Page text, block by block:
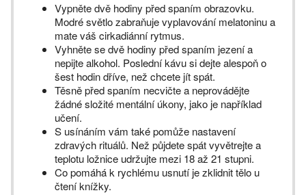
Vypněte dvě hodiny před spaním obrazovku.
Modré světlo zabraňuje vyplavování melatoninu a
mate váš cirkadiánní rytmus.
Vyhněte se dvě hodiny před spaním jezení a
nepijte alkohol. Poslední kávu si dejte alespoň o
šest hodin dříve, než chcete jít spát.
Těsně před spaním necvičte a neprovádějte
žádné složité mentální úkony, jako je například
učení.
S usínáním vám také pomůže nastavení
zdravých rituálů. Než půjdete spát vyvětrejte a
teplotu ložnice udržujte mezi 18 až 21 stupni.
Co pomáhá k rychlému usnutí je zklidnit tělo u
čtení knížky.